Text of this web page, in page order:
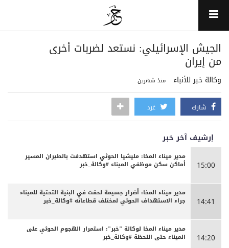
الجيش الإسرائيلي: نستعد لضربات أخرى
من إيران
وكالة خبر للأنباء منذ شهرين
شارك غرد
إرشيف آخر خبر
15:00
مدير ميناء المخا: مليشيا الحوثي استهدفت بالطيران المسير
أماكن سكن موظفي الميناء #وكالة_خبر
14:41
مدير ميناء المخا: أضرار جسيمة لحقت في البنية التحتية للميناء
جراء الاستهداف الحوثي لمختلف قطاعاته #وكالة_خبر
14:20
مدير ميناء المخا لوكالة "خبر": استمرار الهجوم الحوثي على
الميناء حتى اللحظة #وكالة_خبر